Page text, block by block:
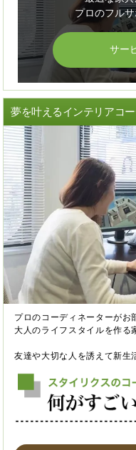
プロのフル
サー
夢を叶えるインテリアコ
プロのコーディネーターがお
大人のライフスタイルを作る
友達や大切な人を誘えて新生